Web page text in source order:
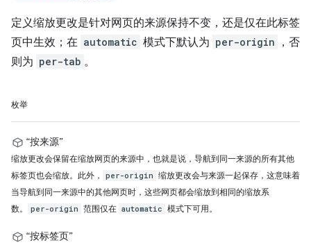
定义缩放更改是针对网页的来源保持不变，还是仅在此标签
页中生效；在 automatic 模式下默认为 per-origin
，否
则为 per-tab 。
枚举
“按来源”
缩放更改会保留在缩放网页的来源中，也就是说，导航到同一来源的所有其他
标签页也会缩放。此外，
per-origin 缩放更改会与来源一起保存，这意味着
当导航到同一来源中的其他网页时，这些网页都会缩放到相同的缩放系
数。
per-origin 范围仅在 automatic 模式下可用。
“按标签页”